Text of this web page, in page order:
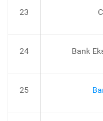
23
24 Bank
25